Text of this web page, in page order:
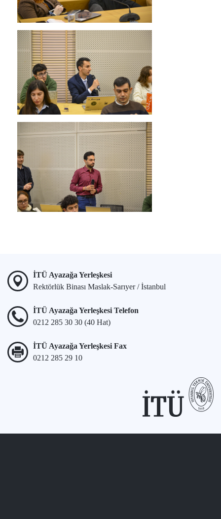
İTÜ Ayazağa Yerleşkesi
Rektörlük Binası Maslak-Sarıyer / İstanbul
İTÜ Ayazağa Yerleşkesi Telefon
0212 285 30 30 (40 Hat)
İTÜ Ayazağa Yerleşkesi Fax
0212 285 29 10